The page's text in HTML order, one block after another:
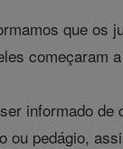
que os
começaram
informado
ou pedágio,